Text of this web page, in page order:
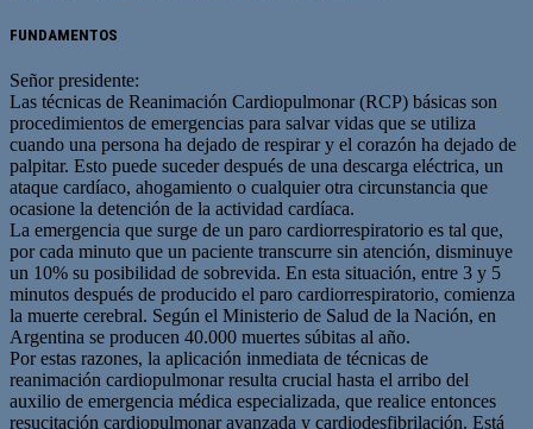
FUNDAMENTOS
Señor presidente:
Las técnicas de Reanimación Cardiopulmonar (RCP) básicas son
procedimientos de emergencias para salvar vidas que se utiliza
cuando una persona ha dejado de respirar y el corazón ha dejado de
palpitar. Esto puede suceder después de una descarga eléctrica, un
ataque cardíaco, ahogamiento o cualquier otra circunstancia que
ocasione la detención de la actividad cardíaca.
La emergencia que surge de un paro cardiorrespiratorio es tal que,
por cada minuto que un paciente transcurre sin atención, disminuye
un 10% su posibilidad de sobrevida. En esta situación, entre 3 y 5
minutos después de producido el paro cardiorrespiratorio, comienza
la muerte cerebral. Según el Ministerio de Salud de la Nación, en
Argentina se producen 40.000 muertes súbitas al año.
Por estas razones, la aplicación inmediata de técnicas de
reanimación cardiopulmonar resulta crucial hasta el arribo del
auxilio de emergencia médica especializada, que realice entonces
resucitación cardiopulmonar avanzada y cardiodesfibrilación. Está